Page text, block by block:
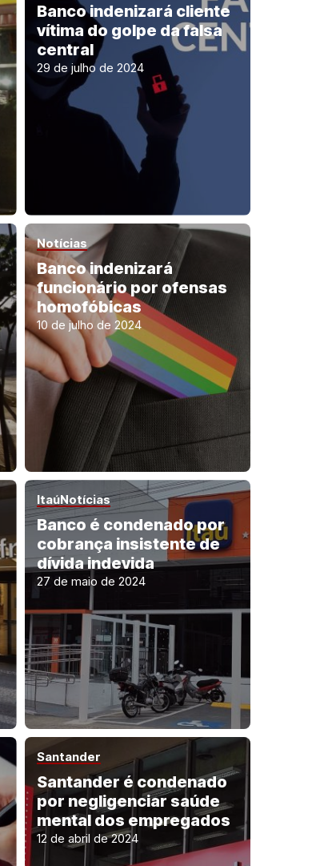
Banco indenizará cliente
vítima do golpe da falsa
central
29 de julho de 2024
Notícias
Banco indenizará
funcionário por ofensas
homofóbicas
10 de julho de 2024
ItaúNotícias
Banco é condenado por
cobrança insistente de
dívida indevida
27 de maio de 2024
Santander
Santander é condenado
por negligenciar saúde
mental dos empregados
12 de abril de 2024